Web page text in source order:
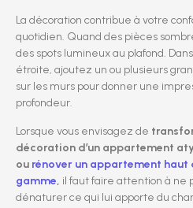
La décoration contribue à votre
quotidien. Quand des pièces
des spots lumineux au plafond.
étroite, ajoutez un ou plusieurs
sur les murs pour donner une
profondeur.
Lorsque vous envisagez de
décoration d’un appartement
ou rénover un appartement haut
gamme, il faut faire attention à ne
dénaturer ce qui lui apporte du